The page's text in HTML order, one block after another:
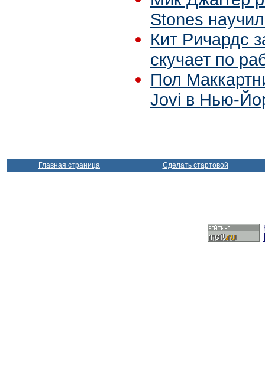
Stones
Кит Ричардс
скучает по
Пол
Jovi в Нью-
Главная страница Сделать стартовой